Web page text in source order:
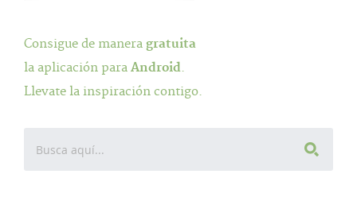
Consigue de manera gratuita
la aplicación para Android.
Llevate la inspiración contigo.